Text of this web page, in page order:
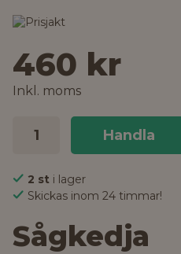
460 kr
Inkl. moms
Handla
2 st i lager
Skickas inom 24 timmar!
Sågkedja